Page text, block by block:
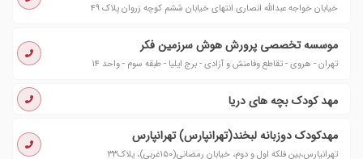
خیابان خواجه عبدالله انصاری انتهای خیابان ششم کوچه زروان پلاک ۴۹
موسسه تخصصی پرورش هوش سرزمین فکر
تهران - هروی - تقاطع وفامنش و آزادی - برج ایلیا - طبقه سوم - واحد ۱۴
مهد کودک بچه های دریا
مهدکودک دوزبانه لبخند(تهرانپارس) تهرانپارس
تهرانپارس،بین فلکه اول و دوم، خیابان رمضانی(۱۵۰غربی)، پلاک۳۳